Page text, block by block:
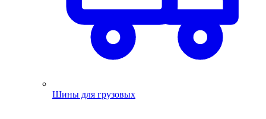
Шины для грузовых